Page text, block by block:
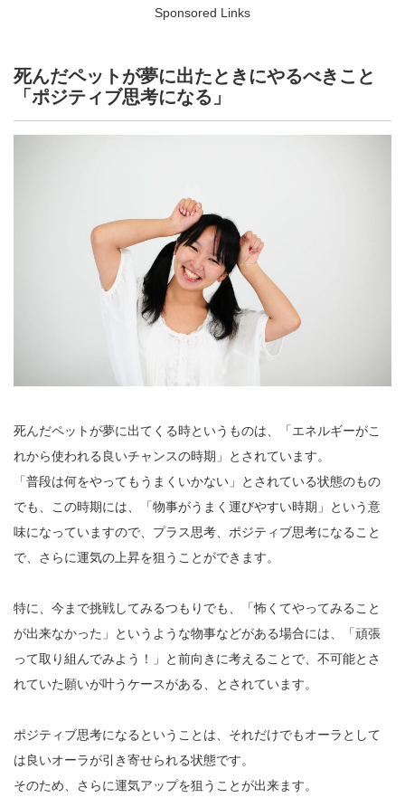
Sponsored Links
死んだペットが夢に出たときにやるべきこと
「ポジティブ思考になる」
死んだペットが夢に出てくる時というものは、「エネルギーがこ
れから使われる良いチャンスの時期」とされています。
「普段は何をやってもうまくいかない」とされている状態のもの
でも、この時期には、「物事がうまく運びやすい時期」という意
味になっていますので、プラス思考、ポジティブ思考になること
で、さらに運気の上昇を狙うことができます。
特に、今まで挑戦してみるつもりでも、「怖くてやってみること
が出来なかった」というような物事などがある場合には、「頑張
って取り組んでみよう！」と前向きに考えることで、不可能とさ
れていた願いが叶うケースがある、とされています。
ポジティブ思考になるということは、それだけでもオーラとして
は良いオーラが引き寄せられる状態です。
そのため、さらに運気アップを狙うことが出来ます。